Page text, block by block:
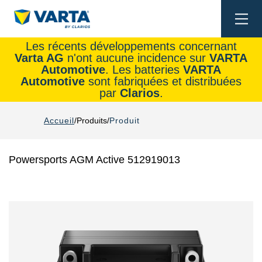
Les récents développements concernant
Varta AG n'ont aucune incidence sur VARTA
Automotive. Les batteries VARTA
Automotive sont fabriquées et distribuées
par Clarios.
Accueil Produits Produit
Powersports AGM Active 512919013